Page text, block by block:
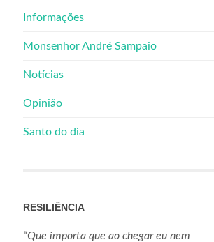
Informações
Monsenhor André Sampaio
Notícias
Opinião
Santo do dia
RESILIÊNCIA
“Que importa que ao chegar eu nem